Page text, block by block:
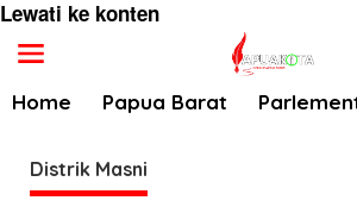
Lewati ke konten
Home Papua Barat
Distrik Masni